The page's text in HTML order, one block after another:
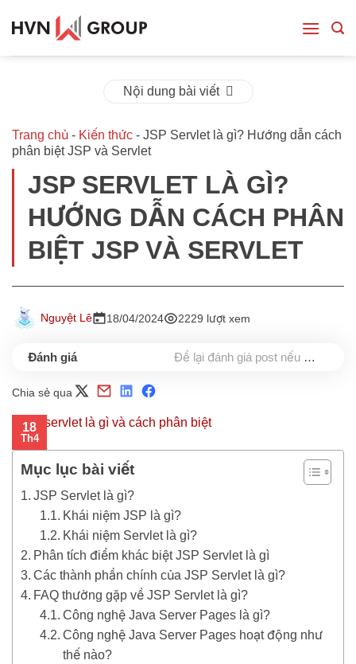
qua
nội
dung
Nội dung bài viết
Trang chủ - Kiến thức - JSP Servlet là gì? Hướng dẫn cách
phân biệt JSP và Servlet
JSP SERVLET LÀ GÌ?
HƯỚNG DẪN CÁCH PHÂN
BIỆT JSP VÀ SERVLET
Nguyệt Lê 18/04/2024 2229 lượt xem
Để lại đánh giá post nếu bạn thấy hữu ích nhé
Chia sẻ qua
18
Th4
Mục lục bài viết
JSP Servlet là gì?
Khái niệm JSP là gì?
Khái niệm Servlet là gì?
Phân tích điểm khác biệt JSP Servlet là gì
Các thành phần chính của JSP Servlet là gì?
FAQ thường gặp về JSP Servlet là gì?
Công nghệ Java Server Pages là gì?
Công nghệ Java Server Pages hoạt động như
thế nào?